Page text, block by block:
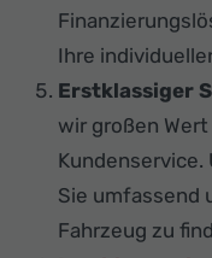
Ihre
Erstklassiger
wir großen
Kundenservice.
Sie umfassend
Fahrzeug zu